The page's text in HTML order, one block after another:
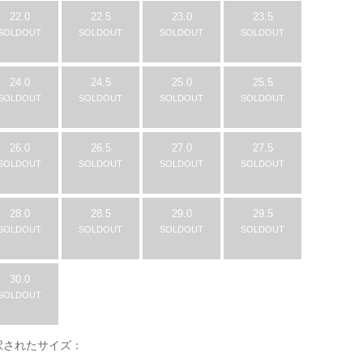
22.0 22.5
SOLDOUT
23.0
SOLDOUT
23.5
SOLDOUT
24.0 24.5
SOLDOUT
25.0
SOLDOUT
25.5
SOLDOUT
26.0 26.5
SOLDOUT
27.0
SOLDOUT
27.5
SOLDOUT
28.0 28.5
SOLDOUT
29.0
SOLDOUT
29.5
SOLDOUT
30.0
れたサイズ：